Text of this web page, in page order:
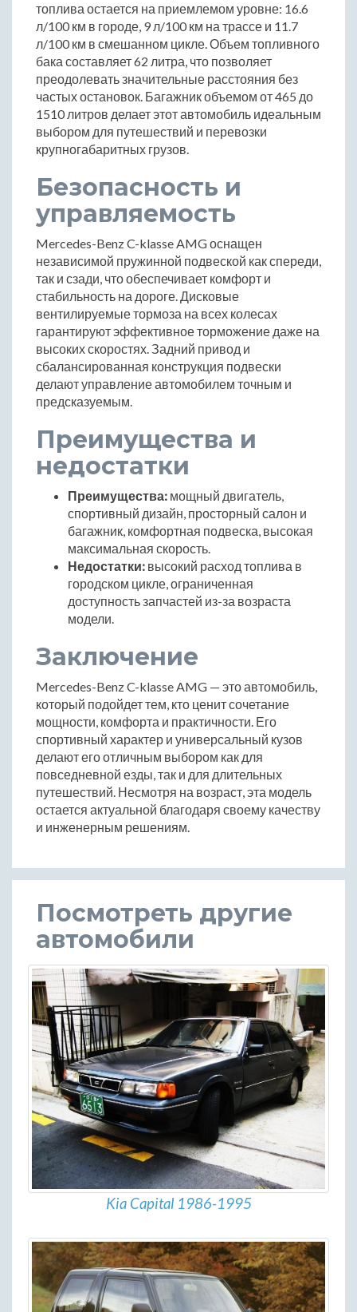
топлива остается на приемлемом уровне: 16.6
л/100 км в городе, 9 л/100 км на трассе и 11.7
л/100 км в смешанном цикле. Объем топливного
бака составляет 62 литра, что позволяет
преодолевать значительные расстояния без
частых остановок. Багажник объемом от 465 до
1510 литров делает этот автомобиль идеальным
выбором для путешествий и перевозки
крупногабаритных грузов.
Безопасность и
управляемость
Mercedes-Benz C-klasse AMG оснащен
независимой пружинной подвеской как спереди,
так и сзади, что обеспечивает комфорт и
стабильность на дороге. Дисковые
вентилируемые тормоза на всех колесах
гарантируют эффективное торможение даже на
высоких скоростях. Задний привод и
сбалансированная конструкция подвески
делают управление автомобилем точным и
предсказуемым.
Преимущества и
недостатки
Преимущества: мощный двигатель,
спортивный дизайн, просторный салон и
багажник, комфортная подвеска, высокая
максимальная скорость.
Недостатки: высокий расход топлива в
городском цикле, ограниченная
доступность запчастей из-за возраста
модели.
Заключение
Mercedes-Benz C-klasse AMG — это автомобиль,
который подойдет тем, кто ценит сочетание
мощности, комфорта и практичности. Его
спортивный характер и универсальный кузов
делают его отличным выбором как для
повседневной езды, так и для длительных
путешествий. Несмотря на возраст, эта модель
остается актуальной благодаря своему качеству
и инженерным решениям.
Посмотреть другие
автомобили
Kia Capital 1986-1995